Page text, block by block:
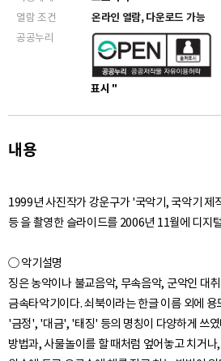
19. 정악용 아쟁 - 이미지
20. 정악용 아쟁 - 이미지
27. 산조아쟁 - 이미지
28. 산조아쟁 - 이미지
29. 슬 - 이미지
30. 월금 - 이미지
열람 조건
온라인 열람, 다운로드 가능
공공누리
표시 "
내용
1999년 사진작가 강운구가 '국악기, 국악기 제
등 을 촬영한 슬라이드를 2006년 11월에 디지
○ 악기설명
징은 농악이나 불교음악, 무속음악, 군악인 대
금속타악기이다. 쇠북이라는 한글 이름 외에
'금정', '대금', '태징' 등의 명칭이 다양하게 쓰
방법과, 사물놀이를 할 때처럼 엎어놓고 치거